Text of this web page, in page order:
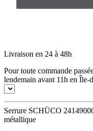
Livraison en 24 à 48h
Pour toute commande
lendemain avant 11h en Île-
Serrure SCHÜCO
métallique